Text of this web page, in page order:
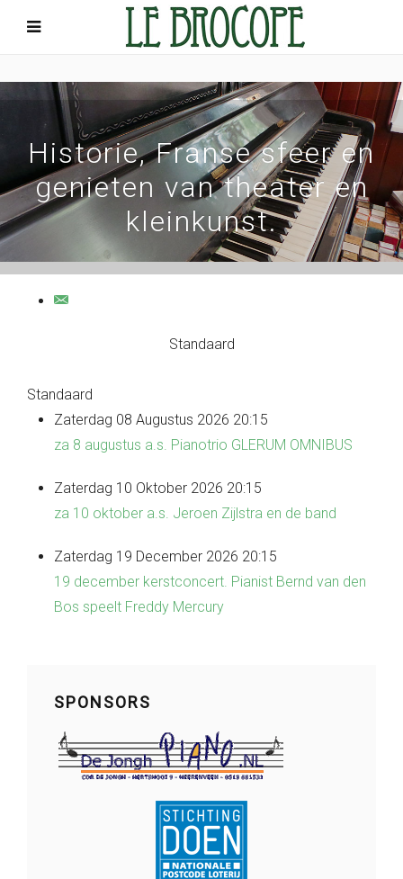
Historie, Franse sfeer en
genieten van theater en
kleinkunst.
Standaard
Standaard
Zaterdag 08 Augustus 2026 20:15
za 8 augustus a.s. Pianotrio GLERUM OMNIBUS
Zaterdag 10 Oktober 2026 20:15
za 10 oktober a.s. Jeroen Zijlstra en de band
Zaterdag 19 December 2026 20:15
19 december kerstconcert. Pianist Bernd van den
Bos speelt Freddy Mercury
SPONSORS